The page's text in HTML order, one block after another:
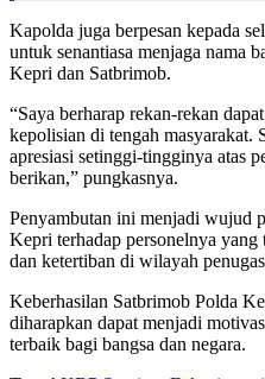
Kapolda juga berpesan kepada
untuk senantiasa menjaga nama
Kepri dan Satbrimob.
“Saya berharap rekan-rekan
kepolisian di tengah masyarakat.
apresiasi setinggi-tingginya atas
berikan,” pungkasnya.
Penyambutan ini menjadi wujud
Kepri terhadap personelnya yang
dan ketertiban di wilayah
Keberhasilan Satbrimob Polda
diharapkan dapat menjadi
terbaik bagi bangsa dan negara.